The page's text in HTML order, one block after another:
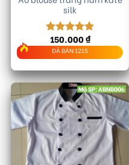
silk
Được xếp
hạng5.00
5 sao
150.000₫
ĐÃ BÁN 1215
Mã SP: ABNB006